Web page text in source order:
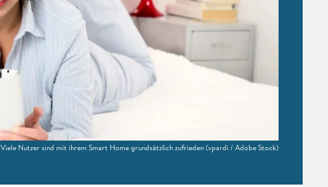
Viele Nutzer sind mit ihrem Smart Home grundsätzlich zufrieden(vpardi / Adobe Stock)